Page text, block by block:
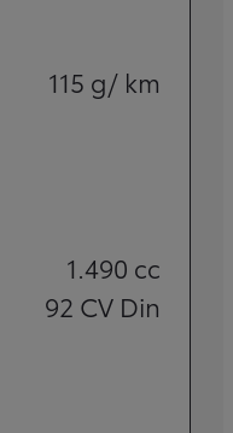
115 g/ km
1.490 cc
92 CV Din